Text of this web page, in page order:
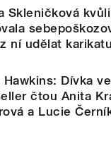
Skleničková
ní udělat
Hawkins: Dívka
čtou Anita
a Lucie